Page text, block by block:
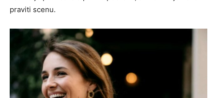
praviti scenu.